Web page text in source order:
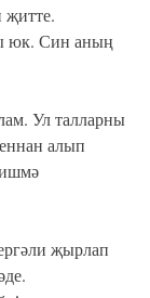
җитте.
юк. Син аның
Ул талларны
алып
җырлап